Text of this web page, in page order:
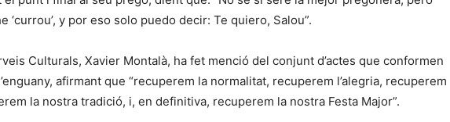
‘currou’, y por eso solo puedo decir: Te quiero, Salou”.
Culturals, Xavier Montalà, ha fet menció del conjunt d’actes que conformen
afirmant que “recuperem la normalitat, recuperem l’alegria, recuperem
la nostra tradició, i, en definitiva, recuperem la nostra Festa Major”.